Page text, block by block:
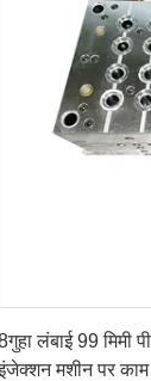
लंबाई 99 मिमी
मशीन पर